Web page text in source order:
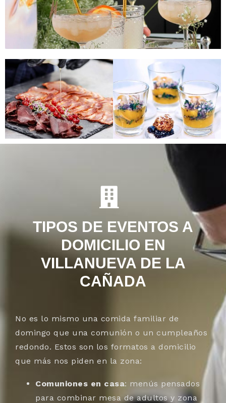
TIPOS DE EVENTOS A
DOMICILIO EN
VILLANUEVA DE LA
CAÑADA
No es lo mismo una comida familiar de
domingo que una comunión o un cumpleaños
redondo. Estos son los formatos a domicilio
que más nos piden en la zona:
Comuniones en casa: menús pensados
para combinar mesa de adultos y zona